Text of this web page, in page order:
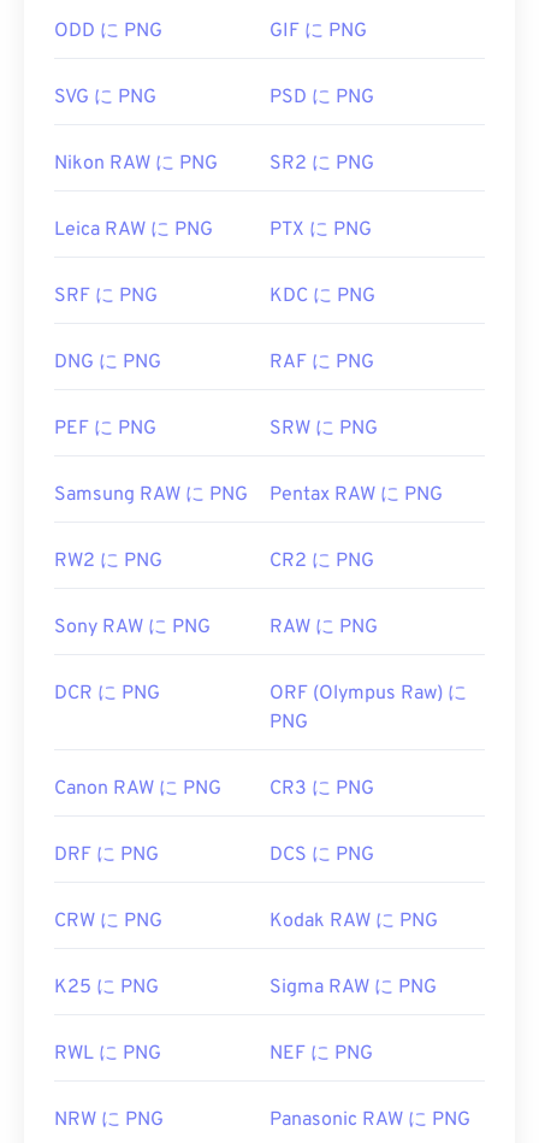
もお試しください。IrfanView、 Windows Photo
WebPを開くためのプラグインを必ずインストール
してください。
開発元: Google
役立つリンク:
カラーピッカー
を使用してWebP画像から色を選択
通常、PNGファイルはオペレーティングシステムの
ファイルはすべてのウェブブラウザで簡単に表示で
は、PNGからJPG、 PNGからWebP、または
Adobe Photoshop
などの代替プログラムが便利で
イズが大きいため、ウェブページに追加する際に注
は、画像に透明部分、特に透明な背景を作成できる
初回リリース:
1996年10月1日
PNGに関するWiki記事
カラーピッカー を使用して画像から色を選択します
ODD に PNG GIF に PNG
SVG に PNG PSD に PNG
Nikon RAW に PNG SR2 に PNG
Leica RAW に PNG PTX に PNG
SRF に PNG KDC に PNG
DNG に PNG RAF に PNG
PEF に PNG SRW に PNG
Samsung RAW に PNG Pentax RAW に PNG
RW2 に PNG CR2 に PNG
Sony RAW に PNG RAW に PNG
DCR に PNG
ORF (Olympus Raw) に
PNG
Canon RAW に PNG CR3 に PNG
DRF に PNG DCS に PNG
CRW に PNG Kodak RAW に PNG
K25 に PNG Sigma RAW に PNG
RWL に PNG NEF に PNG
NRW に PNG Panasonic RAW に PNG